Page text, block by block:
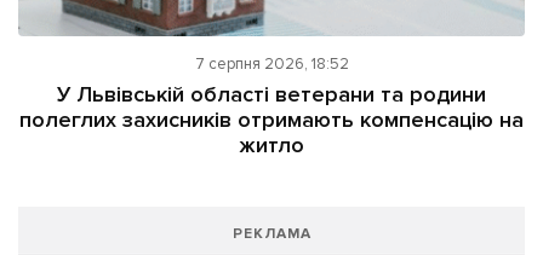
7 серпня 2026, 18:52
У Львівській області ветерани та родини
полеглих захисників отримають компенсацію на
житло
РЕКЛАМА